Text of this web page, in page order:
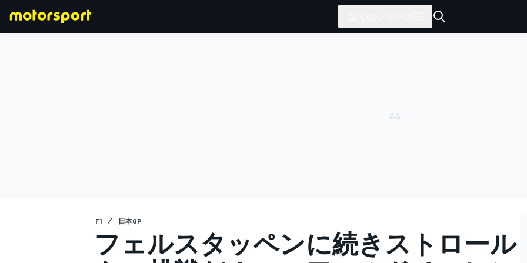
F1 日本GP
フェルスタッペンに続きストロール